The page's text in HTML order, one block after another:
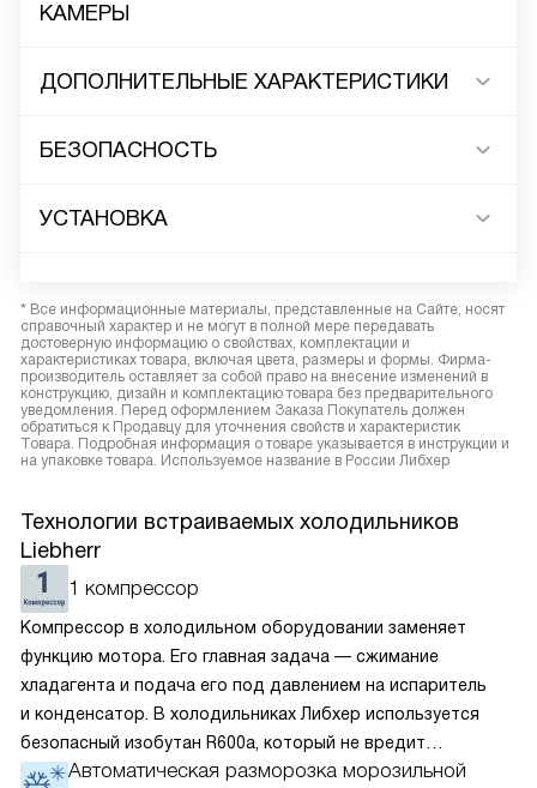
КАМЕРЫ
ДОПОЛНИТЕЛЬНЫЕ ХАРАКТЕРИСТИКИ
БЕЗОПАСНОСТЬ
УСТАНОВКА
* Все информационные материалы, представленные на Сайте, носят
справочный характер и не могут в полной мере передавать
достоверную информацию о свойствах, комплектации и
характеристиках товара, включая цвета, размеры и формы. Фирма-
производитель оставляет за собой право на внесение изменений в
конструкцию, дизайн и комплектацию товара без предварительного
уведомления. Перед оформлением Заказа Покупатель должен
обратиться к Продавцу для уточнения свойств и характеристик
Товара. Подробная информация о товаре указывается в инструкции и
на упаковке товара. Используемое название в России Либхер
Технологии встраиваемых холодильников
Liebherr
1 компрессор
Компрессор в холодильном оборудовании заменяет
функцию мотора. Его главная задача — сжимание
хладагента и подача его под давлением на испаритель
и конденсатор. В холодильниках Либхер используется
безопасный изобутан R600a, который не вредит
окружающей среде. Компрессор перегоняет его
Автоматическая разморозка морозильной